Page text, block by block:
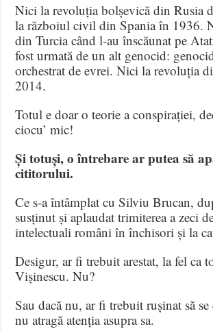
Nici la revoluția bolșevică din Rusia
la războiul civil din Spania în 1936.
din Turcia când l-au înscăunat pe
fost urmată de un alt genocid:
orchestrat de evrei. Nici la revoluția
2014.
Totul e doar o teorie a conspirației,
ciocu’ mic!
Și totuși, o întrebare ar putea să
cititorului.
Ce s-a întâmplat cu Silviu Brucan,
susținut și aplaudat trimiterea a zeci
intelectuali români în închisori și la
Desigur, ar fi trebuit arestat, la fel ca
Vișinescu. Nu?
Sau dacă nu, ar fi trebuit rușinat să
nu atragă atenția asupra sa.